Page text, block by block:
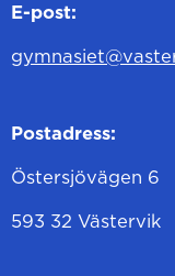
E-post:
Postadress:
Östersjövägen 6
593 32 Västervik